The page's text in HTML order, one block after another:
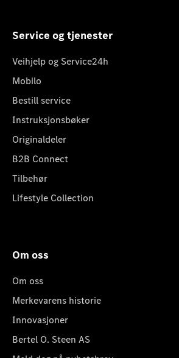
Service og tjenester
Veihjelp og Service24h
Mobilo
Bestill service
Instruksjonsbøker
Originaldeler
B2B Connect
Tilbehør
Lifestyle Collection
Om oss
Om oss
Merkevarens historie
Innovasjoner
Bertel O. Steen AS